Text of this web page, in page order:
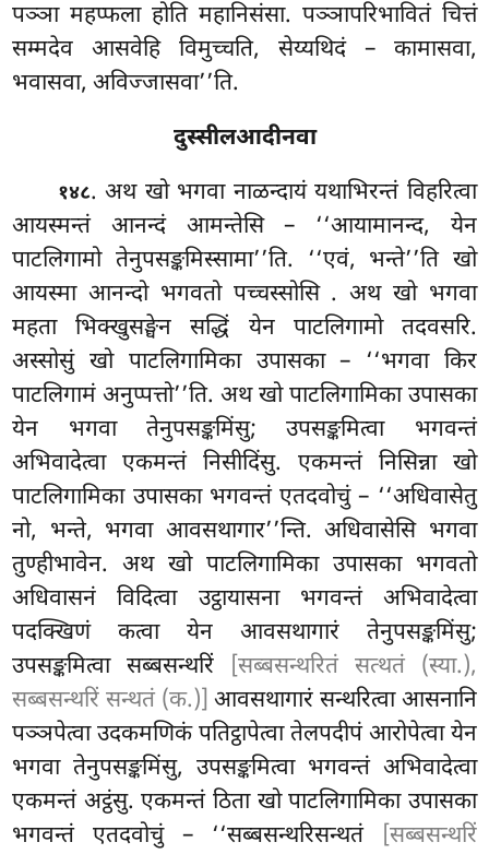
पञ्ञा महप्फला होति महानिसंसा. पञ्ञापरिभावितं चित्तं
सम्मदेव आसवेहि विमुच्चति, सेय्यथिदं – कामासवा,
भवासवा, अविज्जासवा’’ति.
दुस्सीलआदीनवा
१४८. अथ खो भगवा नाळन्दायं यथाभिरन्तं विहरित्वा
आयस्मन्तं आनन्दं आमन्तेसि – ‘‘आयामानन्द, येन
पाटलिगामो तेनुपसङ्कमिस्सामा’’ति. ‘‘एवं, भन्ते’’ति खो
आयस्मा आनन्दो भगवतो पच्चस्सोसि . अथ खो भगवा
महता भिक्खुसङ्घेन सद्धिं येन पाटलिगामो तदवसरि.
अस्सोसुं खो पाटलिगामिका उपासका – ‘‘भगवा किर
पाटलिगामं अनुप्पत्तो’’ति. अथ खो पाटलिगामिका उपासका
येन भगवा तेनुपसङ्कमिंसु; उपसङ्कमित्वा भगवन्तं
अभिवादेत्वा एकमन्तं निसीदिंसु. एकमन्तं निसिन्ना खो
पाटलिगामिका उपासका भगवन्तं एतदवोचुं – ‘‘अधिवासेतु
नो, भन्ते, भगवा आवसथागार’’न्ति. अधिवासेसि भगवा
तुण्हीभावेन. अथ खो पाटलिगामिका उपासका भगवतो
अधिवासनं विदित्वा उट्ठायासना भगवन्तं अभिवादेत्वा
पदक्खिणं कत्वा येन आवसथागारं तेनुपसङ्कमिंसु;
उपसङ्कमित्वा सब्बसन्थरिं
[सब्बसन्थरितं सत्थतं (स्या.),
सब्बसन्थरिं सन्थतं (क.)] आवसथागारं सन्थरित्वा आसनानि
पञ्ञपेत्वा उदकमणिकं पतिट्ठापेत्वा तेलपदीपं आरोपेत्वा येन
भगवा तेनुपसङ्कमिंसु, उपसङ्कमित्वा भगवन्तं अभिवादेत्वा
एकमन्तं अट्ठंसु. एकमन्तं ठिता खो पाटलिगामिका उपासका
भगवन्तं एतदवोचुं – ‘‘सब्बसन्थरिसन्थतं
[सब्बसन्थरिं